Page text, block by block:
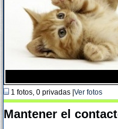
1 fotos, 0 privadas | Ver fotos
Mantener el